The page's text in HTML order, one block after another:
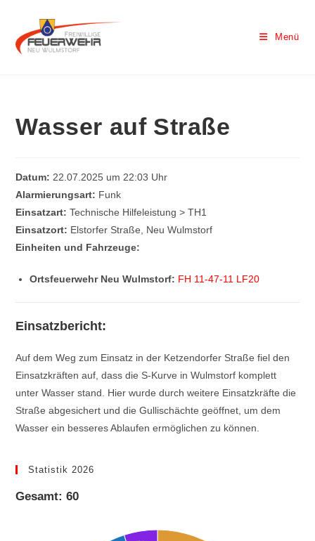
Menü
Wasser auf Straße
Datum: 22.07.2025 um 22:03 Uhr
Alarmierungsart: Funk
Einsatzart: Technische Hilfeleistung > TH1
Einsatzort: Elstorfer Straße, Neu Wulmstorf
Einheiten und Fahrzeuge:
Ortsfeuerwehr Neu Wulmstorf: FH 11-47-11 LF20
Einsatzbericht:
Auf dem Weg zum Einsatz in der Ketzendorfer Straße fiel den
Einsatzkräften auf, dass die S-Kurve in Wulmstorf komplett
unter Wasser stand. Hier wurde durch weitere Einsatzkräfte die
Straße abgesichert und die Gullischächte geöffnet, um dem
Wasser ein besseres Ablaufen ermöglichen zu können.
Statistik 2026
Gesamt: 60